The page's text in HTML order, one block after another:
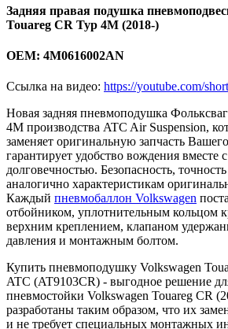
Задняя правая подушка
Touareg CR Typ 4M (2018-)
OEM: 4M0616002AN
Ссылка на видео: https://youtube.com/
Новая задняя пневмоподушка
4M производства ATC Air Suspension,
заменяет оригинальную запчасть
гарантирует удобство вождения вместе
долговечностью. Безопасность,
аналогично характеристикам
Каждый пневмобаллон Volkswagen
отбойником, уплотнительным кольцом
верхним креплением, клапаном
давления и монтажным болтом.
Купить пневмоподушку Volkswagen
ATC (AT9103CR) - выгодное решение
пневмостойки Volkswagen Touareg CR
разработаны таким образом, что их
и не требует специальных монтажных